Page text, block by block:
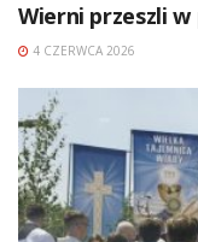
Wierni przeszli w
4 CZERWCA 2026